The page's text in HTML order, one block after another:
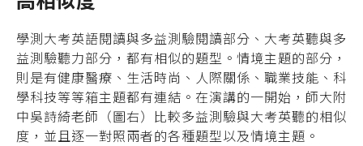
學測大考英語閱讀與多益測驗閱讀部分、大考英聽與多
益測驗聽力部分，都有相似的題型。情境主題的部分，
則是有健康醫療、生活時尚、人際關係、職業技能、科
學科技等等箱主題都有連結。在演講的一開始，師大附
中吳詩綺老師（圖右）比較多益測驗與大考英聽的相似
度，並且逐一對照兩者的各種題型以及情境主題。